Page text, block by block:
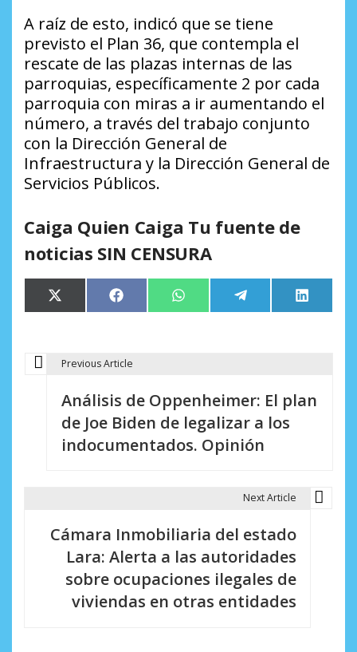
A raíz de esto, indicó que se tiene
previsto el Plan 36, que contempla el
rescate de las plazas internas de las
parroquias, específicamente 2 por cada
parroquia con miras a ir aumentando el
número, a través del trabajo conjunto
con la Dirección General de
Infraestructura y la Dirección General de
Servicios Públicos.
Caiga Quien Caiga Tu fuente de
noticias SIN CENSURA
Compartir
en
X
(Twitter)
Compartir
en
Facebook Compartir
en
WhatsApp Compartir
en
Telegram
en
LinkedIn
N
Previous Article
Análisis de Oppenheimer: El plan
de Joe Biden de legalizar a los
indocumentados. Opinión
Next Article
Cámara Inmobiliaria del estado
Lara: Alerta a las autoridades
sobre ocupaciones ilegales de
viviendas en otras entidades